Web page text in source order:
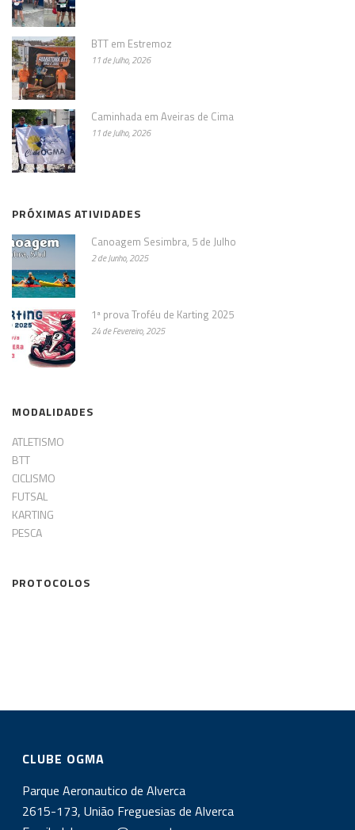
BTT em Estremoz
11 de Julho, 2026
Caminhada em Aveiras de Cima
11 de Julho, 2026
PRÓXIMAS ATIVIDADES
Canoagem Sesimbra, 5 de Julho
2 de Junho, 2025
1ª prova Troféu de Karting 2025
24 de Fevereiro, 2025
MODALIDADES
ATLETISMO
BTT
CICLISMO
FUTSAL
KARTING
PESCA
PROTOCOLOS
CLUBE OGMA
Parque Aeronautico de Alverca
2615-173, União Freguesias de Alverca